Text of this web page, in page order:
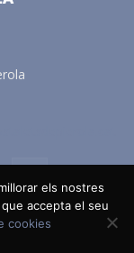
de Cookies
els nostres
accepta el seu
cookies